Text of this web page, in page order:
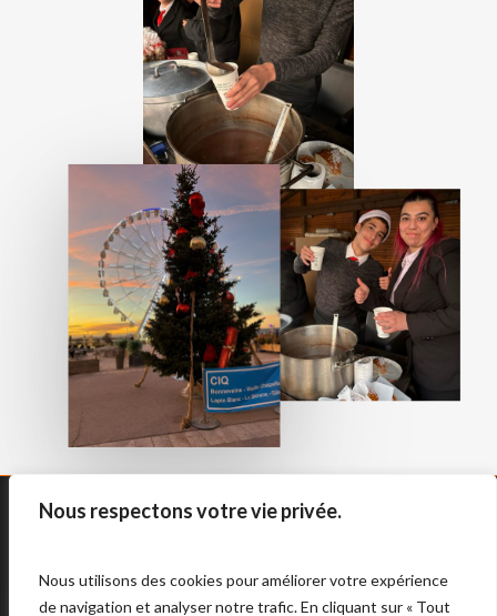
Nous respectons votre vie privée.
Nous utilisons des cookies pour améliorer votre expérience
de navigation et analyser notre trafic. En cliquant sur « Tout